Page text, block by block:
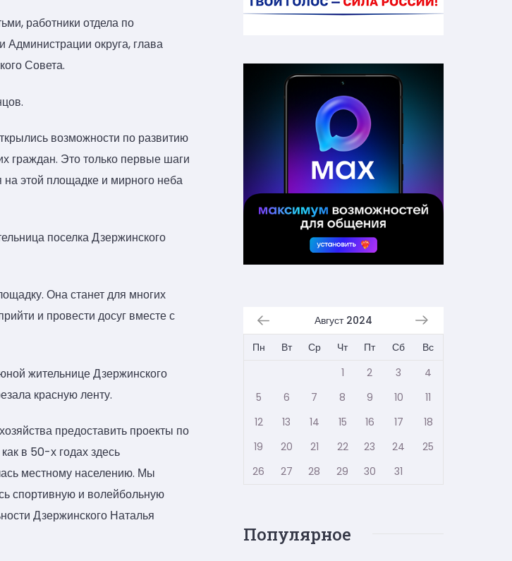
работники отдела по
Администрации округа, глава
Совета.
возможности по развитию
граждан. Это только первые шаги
этой площадке и мирного неба
поселка Дзержинского
Она станет для многих
и провести досуг вместе с
жительнице Дзержинского
красную ленту.
предоставить проекты по
в 50-х годах здесь
местному населению. Мы
спортивную и волейбольную
Дзержинского Наталья
Август 2024
Пн
Вт Ср Чт Пт Сб
Вс
1
2 3
4
5
6 7 8 9 10
11
12
13 14 15 16 17
18
19
20 21 22 23 24
25
26
27 28 29 30 31
Популярное